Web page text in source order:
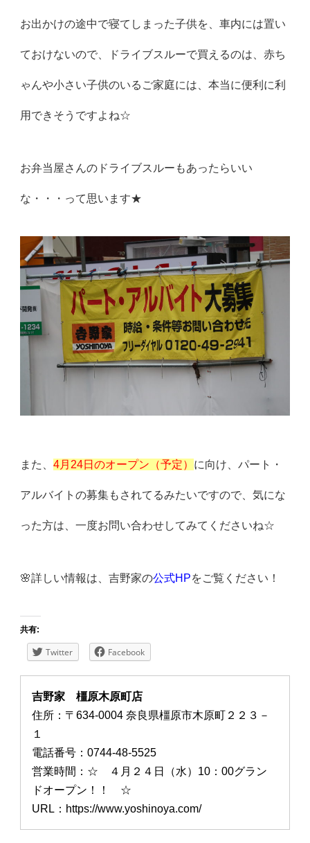
お出かけの途中で寝てしまった子供を、車内には置い
ておけないので、ドライブスルーで買えるのは、赤ち
ゃんや小さい子供のいるご家庭には、本当に便利に利
用できそうですよね☆
お弁当屋さんのドライブスルーもあったらいい
な・・・って思います★
また、4月24日のオープン（予定） に向け、パート・
アルバイトの募集もされてるみたいですので、気にな
った方は、一度お問い合わせしてみてくださいね☆
🌸詳しい情報は、吉野家の公式HPをご覧ください！
共有:
Twitter Facebook
吉野家 橿原木原町店
住所：〒634-0004 奈良県橿原市木原町２２３－
１
電話番号：0744-48-5525
営業時間：☆ ４月２４日（水）10：00グラン
ドオープン！！ ☆
URL：https://www.yoshinoya.com/